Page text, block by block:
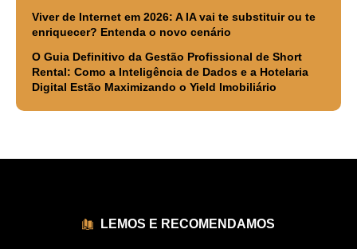
Viver de Internet em 2026: A IA vai te substituir ou te
enriquecer? Entenda o novo cenário
O Guia Definitivo da Gestão Profissional de Short
Rental: Como a Inteligência de Dados e a Hotelaria
Digital Estão Maximizando o Yield Imobiliário
LEMOS E RECOMENDAMOS